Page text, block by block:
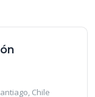
Chile